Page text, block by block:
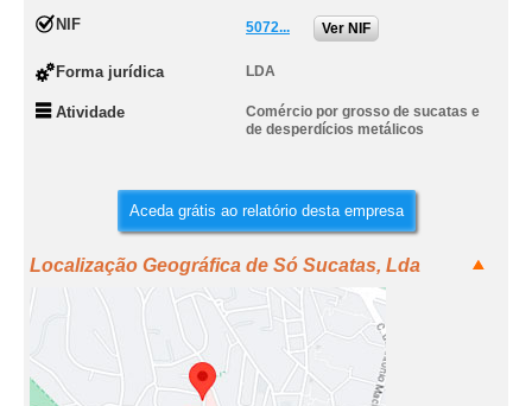
NIF 5072... Ver NIF
Forma jurídica LDA
Atividade
Comércio por grosso de sucatas e
de desperdícios metálicos
Aceda grátis ao relatório desta empresa
Localização Geográfica de Só Sucatas, Lda